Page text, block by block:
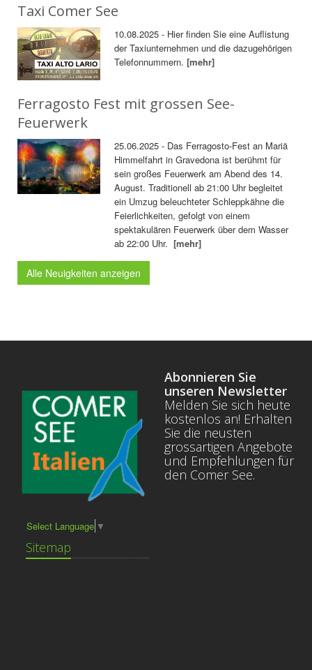
Taxi Comer See
10.08.2025 - Hier finden Sie eine Auflistung
der Taxiunternehmen und die dazugehörigen
Telefonnummern.[mehr]
Ferragosto Fest mit grossen See-
Feuerwerk
25.06.2025 - Das Ferragosto-Fest an Mariä
Himmelfahrt in Gravedona ist berühmt für
sein großes Feuerwerk am Abend des 14.
August. Traditionell ab 21:00 Uhr begleitet
ein Umzug beleuchteter Schleppkähne die
Feierlichkeiten, gefolgt von einem
spektakulären Feuerwerk über dem Wasser
ab 22:00 Uhr.[mehr]
Alle Neuigkeiten anzeigen
Select Language ▼
Sitemap
Abonnieren Sie
unseren Newsletter
Melden Sie sich heute
kostenlos an! Erhalten
Sie die neusten
grossartigen Angebote
und Empfehlungen für
den Comer See.